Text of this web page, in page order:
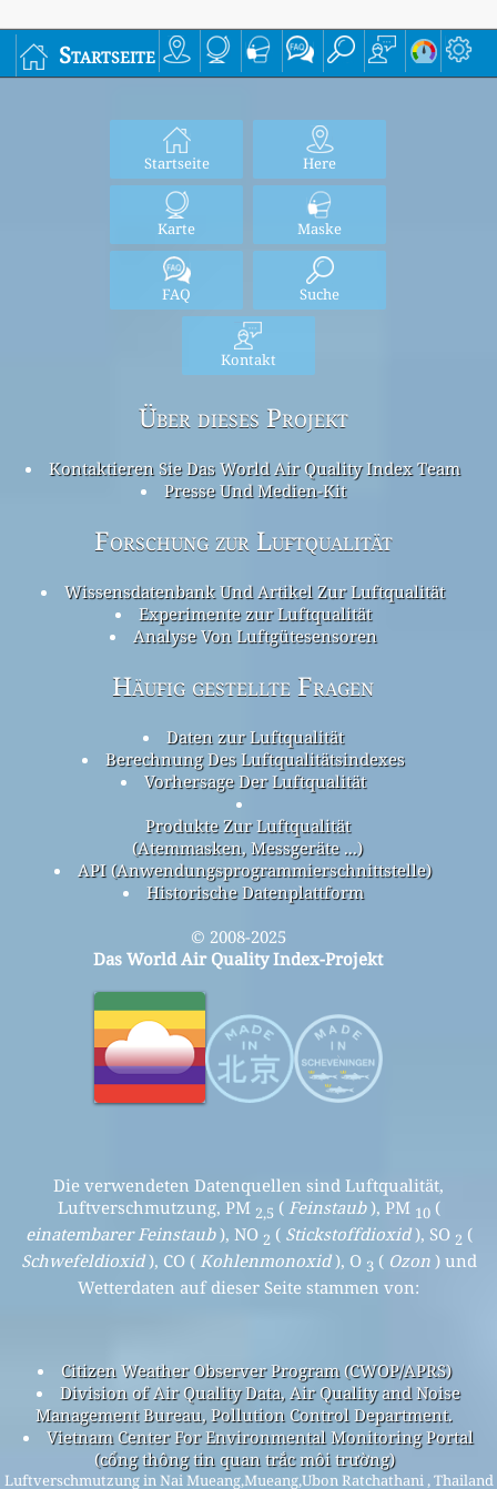
Startseite
Startseite Here
Karte Maske
FAQ Suche
Kontakt
Über dieses Projekt
Kontaktieren Sie Das World Air Quality Index Team
Presse Und Medien-Kit
Forschung zur Luftqualität
Wissensdatenbank Und Artikel Zur Luftqualität
Experimente zur Luftqualität
Analyse Von Luftgütesensoren
Häufig gestellte Fragen
Daten zur Luftqualität
Berechnung Des Luftqualitätsindexes
Vorhersage Der Luftqualität
Produkte Zur Luftqualität
(Atemmasken, Messgeräte ...)
API (Anwendungsprogrammierschnittstelle)
Historische Datenplattform
© 2008-2025
Das World Air Quality Index-Projekt
Die verwendeten Datenquellen sind Luftqualität,
Luftverschmutzung, PM 2,5 ( Feinstaub), PM 10(
einatembarer Feinstaub), NO 2 ( Stickstoffdioxid), SO 2 (
Schwefeldioxid), CO ( Kohlenmonoxid), O 3 ( Ozon) und
Wetterdaten auf dieser Seite stammen von:
Citizen Weather Observer Program (CWOP/APRS)
Division of Air Quality Data, Air Quality and Noise
Management Bureau, Pollution Control Department.
Vietnam Center For Environmental Monitoring Portal
(cổng thông tin quan trắc môi trường)
Luftverschmutzung in Nai Mueang,Mueang,Ubon Ratchathani , Thailand